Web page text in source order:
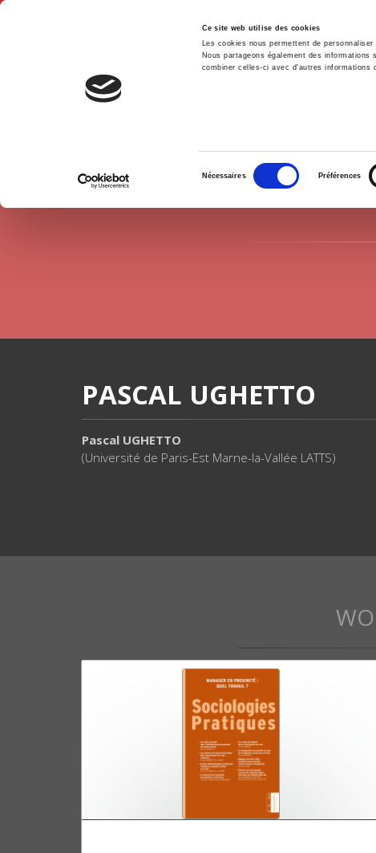
Ce site web utilise des cookies
Les cookies nous permettent de
Nous partageons également des
combiner celles-ci avec d'autres
consentement
Nécessaires Préférences
Home
PASCAL UGHETTO
Pascal UGHETTO
(Université de Paris-Est Marne-la-Vallée LATTS)